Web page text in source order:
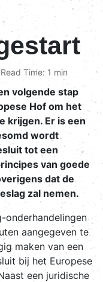
Read Time: 1 min
volgende stap
Hof om het
krijgen. Er is een
wordt
tot een
van goede
dat de
zal nemen.
onderhandelingen
aangegeven te
maken van een
bij het Europese
een juridische